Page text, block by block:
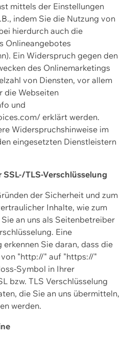
mittels der Einstellungen
indem Sie die Nutzung von
hierdurch auch die
Onlineangebotes
Ein Widerspruch gegen den
des Onlinemarketings
von Diensten, vor allem
die Webseiten
und
erklärt werden.
Widerspruchshinweise im
eingesetzten Dienstleistern
TLS-Verschlüsselung
der Sicherheit und zum
Inhalte, wie zum
an uns als Seitenbetreiber
Eine
Sie daran, dass die
"http://" auf "https://"
Symbol in Ihrer
bzw. TLS Verschlüsselung
die Sie an uns übermitteln,
werden.